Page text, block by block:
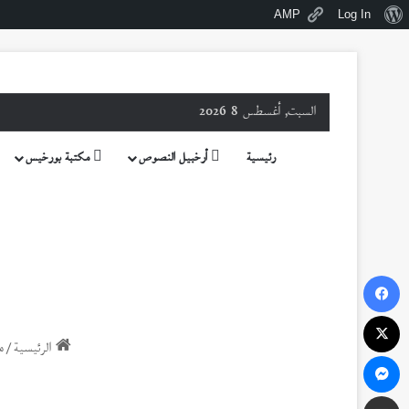
نبذةLog In
AMP
السبت, أغسطس 8 2026
رئيسية أرخبيل النصوص مكتبة بورخيس
الرئيسية/